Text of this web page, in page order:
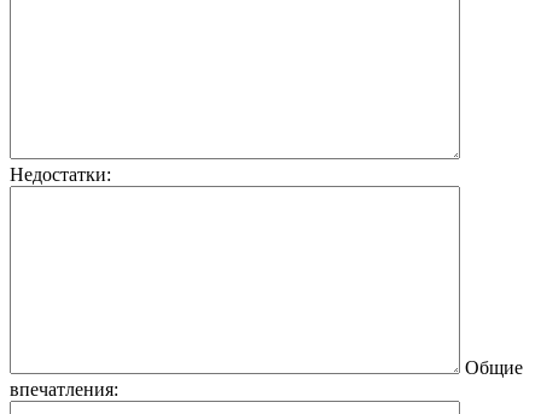
Недостатки:
Общие
впечатления: